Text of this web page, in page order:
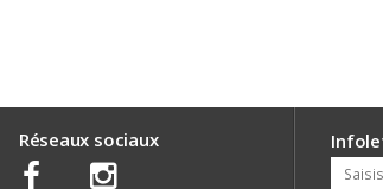
Réseaux sociaux